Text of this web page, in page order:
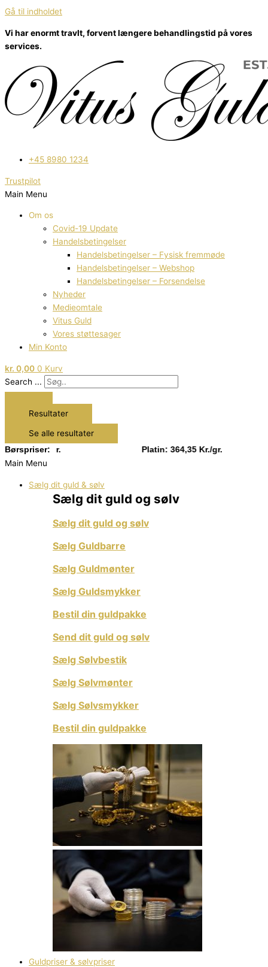
Gå til indholdet
Vi har enormt travlt, forvent længere behandlingstid på vores
services.
+45 8980 1234
Trustpilot
Main Menu
Om os
Covid-19 Update
Handelsbetingelser
Handelsbetingelser – Fysisk fremmøde
Handelsbetingelser – Webshop
Handelsbetingelser – Forsendelse
Nyheder
Medieomtale
Vitus Guld
Vores støttesager
Min Konto
kr. 0,00 0 Kurv
Search ...
Resultater
Se alle resultater
Børspriser:
gr. Platin: 364,35 Kr./gr.
Main Menu
Sælg dit guld & sølv
Sælg dit guld og sølv
Sælg dit guld og sølv
Sælg Guldbarre
Sælg Guldmønter
Sælg Guldsmykker
Bestil din guldpakke
Send dit guld og sølv
Sælg Sølvbestik
Sælg Sølvmønter
Sælg Sølvsmykker
Bestil din guldpakke
Guldpriser & sølvpriser